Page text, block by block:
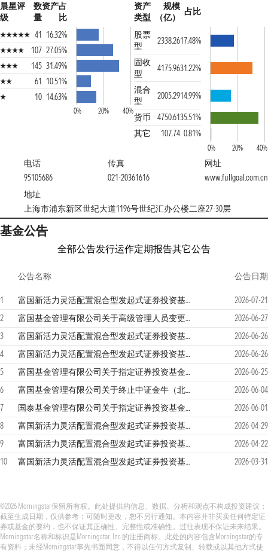
晨星评
级
数
量
资产占
比
41 16.32%
107 27.05%
145 31.49%
61 10.51%
10 14.63%
0% 20% 40%
资产
类型
规模
（亿）
占比
股票
型
2338.2617.48%
固收
型
4175.9631.22%
混合
型
2005.2914.99%
货币
4750.6135.51%
其它
107.74 0.81%
0% 20% 40%
电话
95105686
传真
021-20361616
网址
www.fullgoal.com.cn
地址
上海市浦东新区世纪大道1196号世纪汇办公楼二座27-30层
基金公告
全部公告发行运作定期报告其它公告
公告名称 公告日期
1 富国新活力灵活配置混合型发起式证券投资基金二0二六年第2季度报告
2026-07-21
2
富国基金管理有限公司关于高级管理人员变更的公告
2026-06-27
3
富国新活力灵活配置混合型发起式证券投资基金（C类份额）基金产品资料概要更新
2026-06-26
4
富国新活力灵活配置混合型发起式证券投资基金招募说明书（更新）(2026年第1号)
2026-06-26
5
富国基金管理有限公司关于指定证券投资基金主流动性服务商的公告
2026-06-25
6
富国基金管理有限公司关于终止中证金牛（北京）基金销售有限公司办理本公司旗下基金销售业务的公告
2026-06-04
7
国泰基金管理有限公司关于指定证券投资基金主流动性服务商的公告
2026-06-01
8
富国新活力灵活配置混合型发起式证券投资基金份额发售公告.pdf
2026-04-29
9
富国新活力灵活配置混合型发起式证券投资基金二0二六年第1季度报告
2026-04-22
10
富国新活力灵活配置混合型发起式证券投资基金二0二五年年度报告 2026-03-31
©2026 Morningstar保留所有权。此处提供的信息、数据、分析和观点不构成投资建议；
截至生成日期，仅供参考；可随时更改，恕不另行通知。本内容并非买卖任何特定证
券或基金的要约，也不保证其正确性、完整性或准确性。过往表现不保证未来结果。
Morningstar名称和标识是Morningstar, Inc.的注册商标。此处的内容包含Morningstar的专
有资料；未经Morningstar事先书面同意，不得以任何方式复制、转载或以其他方式使